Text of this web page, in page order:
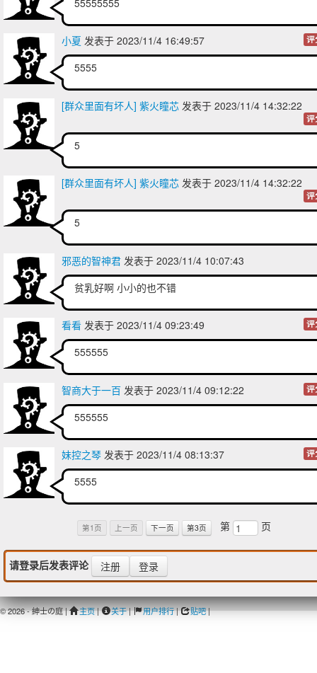
小夏 发表于 2023/11/4 16:49:57 评
5555
[群众里面有坏人] 紫火瞳芯 发表于 2023/11/4 14:32:22
评
5
[群众里面有坏人] 紫火瞳芯 发表于 2023/11/4 14:32:22
评
5
邪恶的智神君 发表于 2023/11/4 10:07:43
贫乳好啊 小小的也不错
看看 发表于 2023/11/4 09:23:49 评
555555
智商大于一百 发表于 2023/11/4 09:12:22 评
555555
妹控之琴 发表于 2023/11/4 08:13:37 评
5555
第1页 上一页 下一页 第3页 第 页
请登录后发表评论 注册 登录
© 2026 - 紳士の庭 | 主页| 关于| 用户排行| 贴吧|